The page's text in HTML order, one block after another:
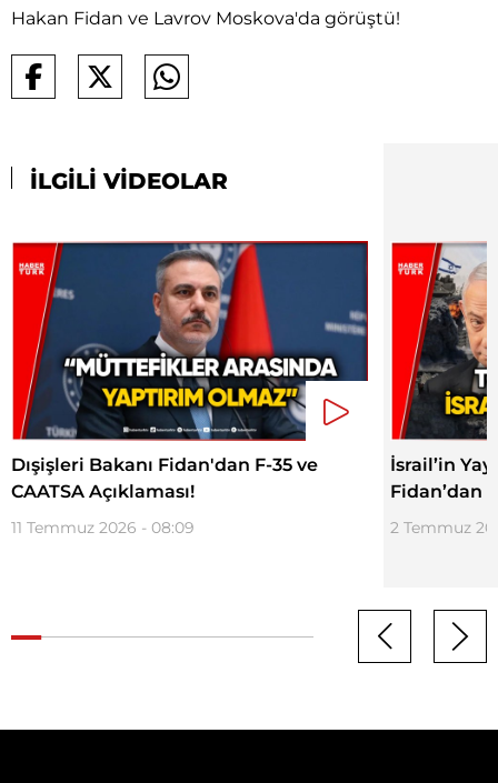
Hakan Fidan ve Lavrov Moskova'da görüştü!
İLGİLİ VİDEOLAR
Dışişleri Bakanı Fidan'dan F-35 ve
CAATSA Açıklaması!
11 Temmuz 2026 - 08:09
İsrail’in
Fidan’dan
2 Temmuz